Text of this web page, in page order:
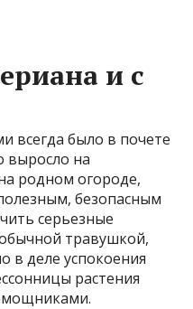
и с
всегда было в почете
выросло на
родном огороде,
безопасным
серьезные
травушкой,
в деле успокоения
растения